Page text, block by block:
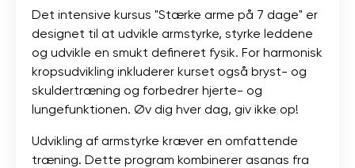
Det intensive kursus "Stærke arme på 7 dage" er
designet til at udvikle armstyrke, styrke leddene
og udvikle en smukt defineret fysik. For harmonisk
kropsudvikling inkluderer kurset også bryst- og
skuldertræning og forbedrer hjerte- og
lungefunktionen. Øv dig hver dag, giv ikke op!
Udvikling af armstyrke kræver en omfattende
træning. Dette program kombinerer asanas fra